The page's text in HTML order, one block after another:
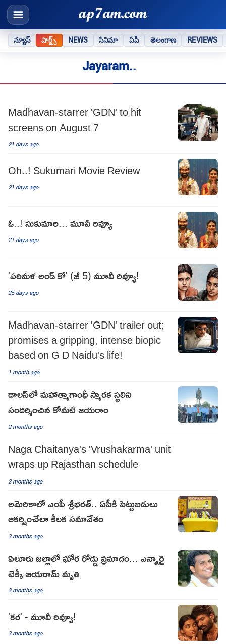
న్యూస్ షార్ట్స్ NEWS సినిమా ఏపీ తెలంగాణ REVIEWS
Jayaram..
Madhavan-starrer 'GDN' to hit
screens on August 7
21 days ago
Oh..! Sukumari Movie Review
21 days ago
ఓ..! సుకుమారి... మూవీ రివ్యూ
21 days ago
'పరిమళ అండ్ కో' (జీ 5) మూవీ రివ్యూ!
25 days ago
Madhavan-starrer 'GDN' trailer out;
promises a gripping, intense biopic
based on G D Naidu's life!
1 month ago
డాలస్‌లో మహాత్మాగాంధీ స్మారక స్థలిని
సందర్శించిన కోమటి జయరాం
2 months ago
Naga Chaitanya's 'Vrushakarma' unit
wraps up Rajasthan schedule
2 months ago
అమెరికాలో ఎంపీ శ్రీభరత్.. ఏపీకి పెట్టుబడులు
ఆకర్షించేలా కీలక సమావేశం
3 months ago
ఏలూరు జిల్లాలో ఘోర రోడ్డు ప్రమాదం... ఎన్నారై
టెక్కీ జయరామ్ మృతి
3 months ago
'కర' - మూవీ రివ్యూ!
3 months ago